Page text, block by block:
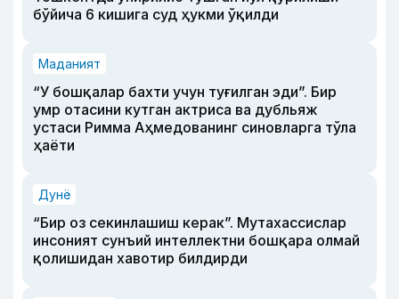
бўйича 6 кишига суд ҳукми ўқилди
Маданият
“У бошқалар бахти учун туғилган эди”. Бир
умр отасини кутган актриса ва дубльяж
устаси Римма Аҳмедованинг синовларга тўла
ҳаёти
Дунё
“Бир оз секинлашиш керак”. Мутахассислар
инсоният сунъий интеллектни бошқара олмай
қолишидан хавотир билдирди